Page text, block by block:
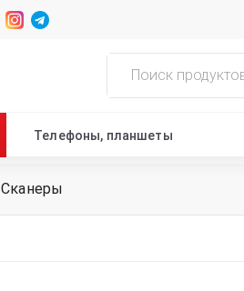
Телефоны, планшеты
Сканеры